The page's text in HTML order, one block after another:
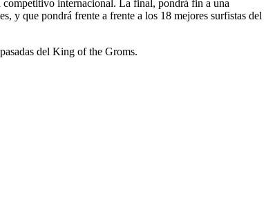
internacional. La final, pondrá fin a una
y que pondrá frente a frente a los 18 mejores surfistas del
del King of the Groms.